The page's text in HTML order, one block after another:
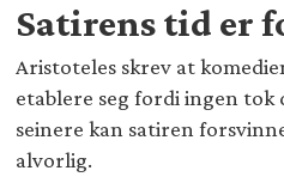
Satirens tid er
Aristoteles skrev at
etablere seg fordi ingen tok
seinere kan satiren
alvorlig.